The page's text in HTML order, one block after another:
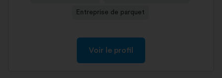
Entreprise de parquet
Voir le profil